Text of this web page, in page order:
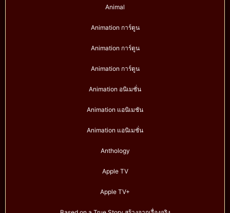
Animal
Animation การ์ตูน
Animation การ์ตูน
Animation การ์ตูน
Animation อนิเมชั่น
Animation แอนิเมชัน
Animation แอนิเมชั่น
Anthology
Apple TV
Apple TV+